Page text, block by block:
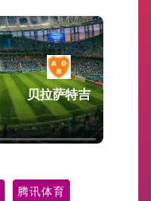
贝拉萨特吉
腾讯体育